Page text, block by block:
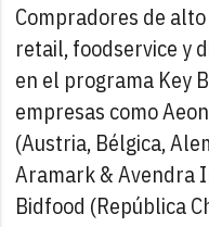
Compradores de
retail, foodservice y
en el programa Key
empresas como
(Austria, Bélgica,
Aramark & Avendra
Bidfood (República